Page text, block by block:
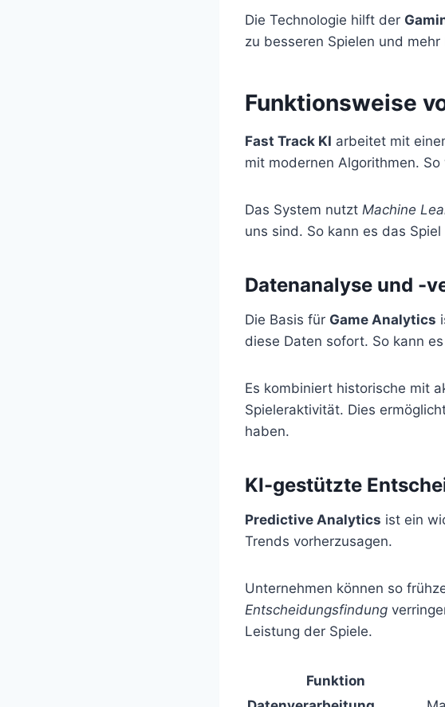
Die Technologie hilft der
zu besseren Spielen und mehr
Funktionsweise
Fast Track KI arbeitet mit
mit modernen Algorithmen.
Das System nutzt Machine
uns sind. So kann es das
Datenanalyse und -
Die Basis für Game Analytics
diese Daten sofort. So kann
Es kombiniert historische mit
Spieleraktivität. Dies
haben.
KI-gestützte
Predictive Analytics ist ein
Trends vorherzusagen.
Unternehmen können so
Entscheidungsfindung
Leistung der Spiele.
Funktion